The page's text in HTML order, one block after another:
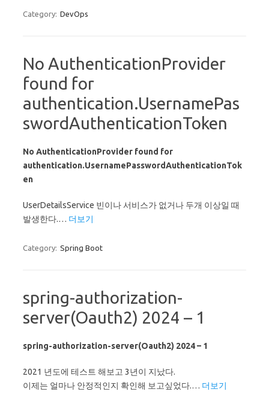
Category: DevOps
No AuthenticationProvider
found for
authentication.UsernamePas
swordAuthenticationToken
No AuthenticationProvider found for
authentication.UsernamePasswordAuthenticationTok
en
UserDetailsService 빈이나 서비스가 없거나 두개 이상일 때
발생한다.… 더보기
Category: Spring Boot
spring-authorization-
server(Oauth2) 2024 – 1
spring-authorization-server(Oauth2) 2024 – 1
2021 년도에 테스트 해보고 3년이 지났다.
이제는 얼마나 안정적인지 확인해 보고싶었다.… 더보기